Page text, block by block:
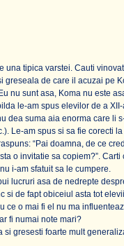
una tipica varstei. Cauti
greseala de care il acuzai pe
nu sunt asa, Koma nu este
le-am spus elevilor de a
dea suma aia enorma care li
Le-am spus si sa fie corecti
“Pai doamna, de ce
o invitatie sa copiem?”.
i-am sfatuit sa le cumpere.
lucruri asa de nedrepte
si de fapt obiceiul asta tot
ce o mai fi el nu ma
fi numai note mari?
si gresesti foarte mult